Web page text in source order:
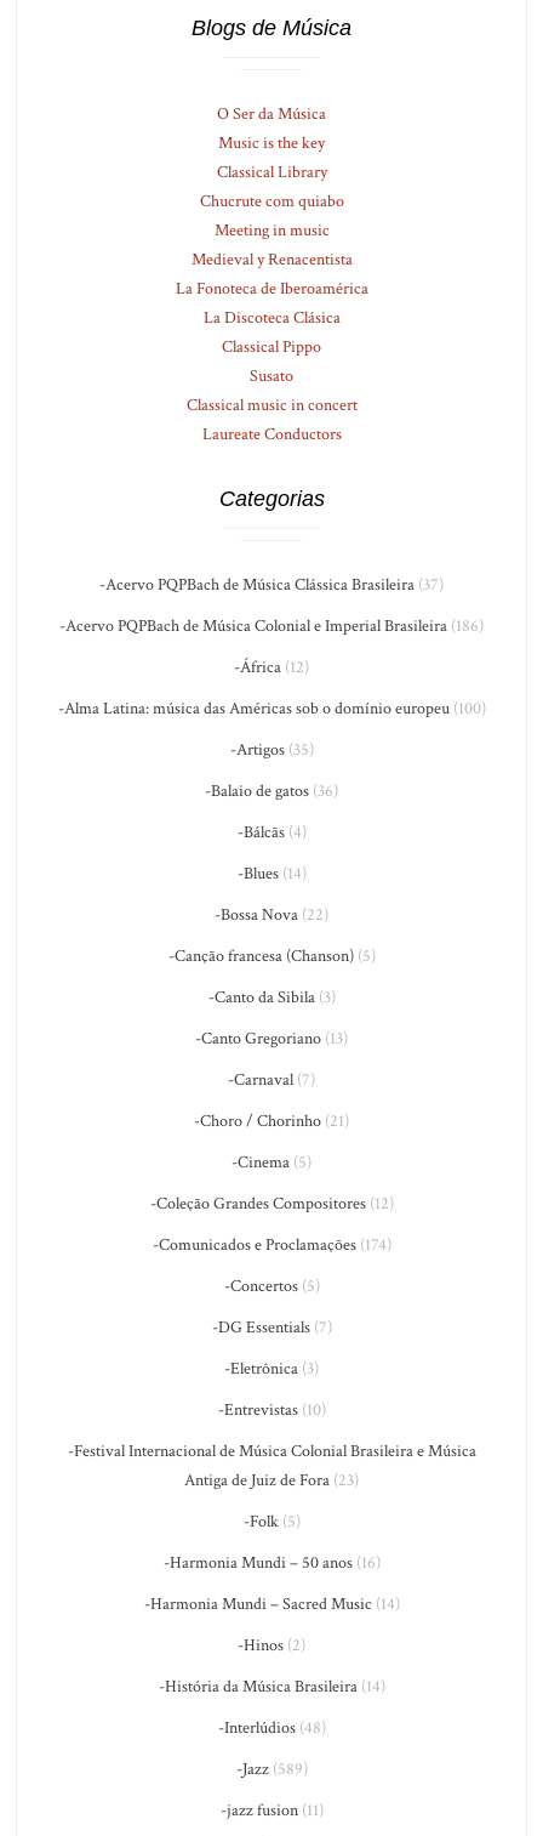
Blogs de Música
O Ser da Música
Music is the key
Classical Library
Chucrute com quiabo
Meeting in music
Medieval y Renacentista
La Fonoteca de Iberoamérica
La Discoteca Clásica
Classical Pippo
Susato
Classical music in concert
Laureate Conductors
Categorias
-Acervo PQPBach de Música Clássica Brasileira (37)
-Acervo PQPBach de Música Colonial e Imperial Brasileira (186)
-África (12)
-Alma Latina: música das Américas sob o domínio europeu(100)
-Artigos(35)
-Balaio de gatos (36)
-Bálcãs(4)
-Blues(14)
-Bossa Nova (22)
-Canção francesa (Chanson)(5)
-Canto da Sibila(3)
-Canto Gregoriano (13)
-Carnaval (7)
-Choro / Chorinho (21)
-Cinema (5)
-Coleção Grandes Compositores(12)
-Comunicados e Proclamações(174)
-Concertos(5)
-DG Essentials(7)
-Eletrônica (3)
-Entrevistas(10)
-Festival Internacional de Música Colonial Brasileira e Música
Antiga de Juiz de Fora (23)
-Folk(5)
-Harmonia Mundi – 50 anos(16)
-Harmonia Mundi – Sacred Music (14)
-Hinos (2)
-História da Música Brasileira(14)
-Interlúdios(48)
-Jazz(589)
-jazz fusion(11)